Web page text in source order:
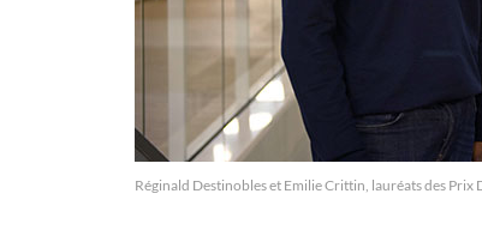
Réginald Destinobles et Emilie Crittin, lauréats des